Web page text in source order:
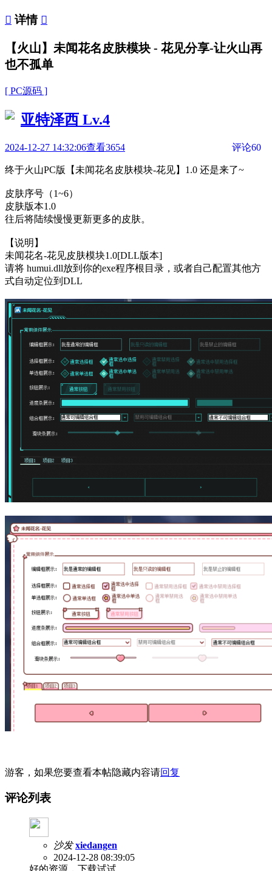
 详情 
【火山】未闻花名皮肤模块 - 花见分享-让火山再
也不孤单
[ PC源码 ]
亚特泽西 Lv.4
2024-12-27 14:32:06查看3654 评论60
终于火山PC版【未闻花名皮肤模块-花见】1.0 还是来了~
皮肤序号（1~6）
皮肤版本1.0
往后将陆续慢慢更新更多的皮肤。
【说明】
未闻花名-花见皮肤模块1.0[DLL版本]
请将 humui.dll放到你的exe程序根目录，或者自己配置其他方
式自动定位到DLL
游客，如果您要查看本帖隐藏内容请回复
评论列表
沙发 xiedangen
2024-12-28 08:39:05
好的资源，下载试试